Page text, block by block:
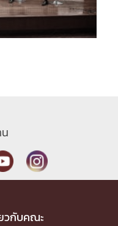
วกับคณะ